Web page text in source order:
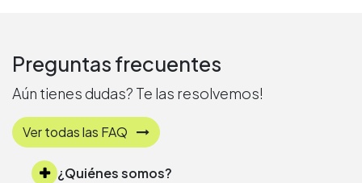
Preguntas frecuentes
Aún tienes dudas? Te las resolvemos!
Ver todas las FAQ
¿Quiénes somos?